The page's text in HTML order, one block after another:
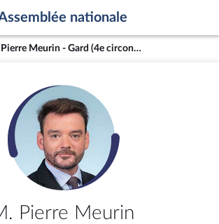
nationale
M. Pierre Meurin - Gard (4e circonscription)
Pierre Meurin